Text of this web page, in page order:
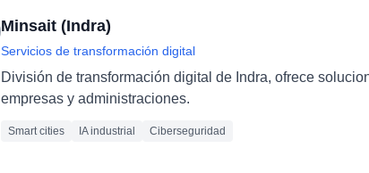
Minsait (Indra)
Servicios de transformación digital
División de transformación digital de Indra, ofrece
empresas y administraciones.
Smart cities IA industrial Ciberseguridad